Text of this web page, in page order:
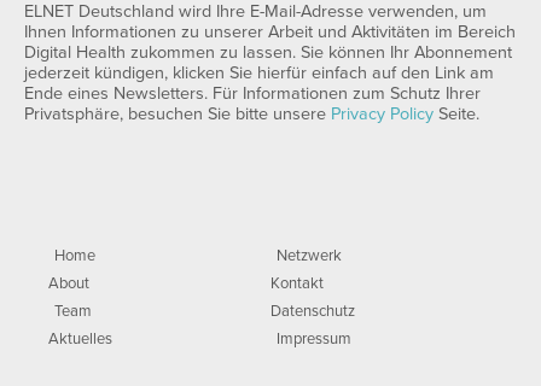
ELNET Deutschland wird Ihre E-Mail-Adresse verwenden, um
Ihnen Informationen zu unserer Arbeit und Aktivitäten im Bereich
Digital Health zukommen zu lassen. Sie können Ihr Abonnement
jederzeit kündigen, klicken Sie hierfür einfach auf den Link am
Ende eines Newsletters. Für Informationen zum Schutz Ihrer
Privatsphäre, besuchen Sie bitte unsere Privacy Policy Seite.
Home
About
Team
Aktuelles
Netzwerk
Kontakt
Datenschutz
Impressum